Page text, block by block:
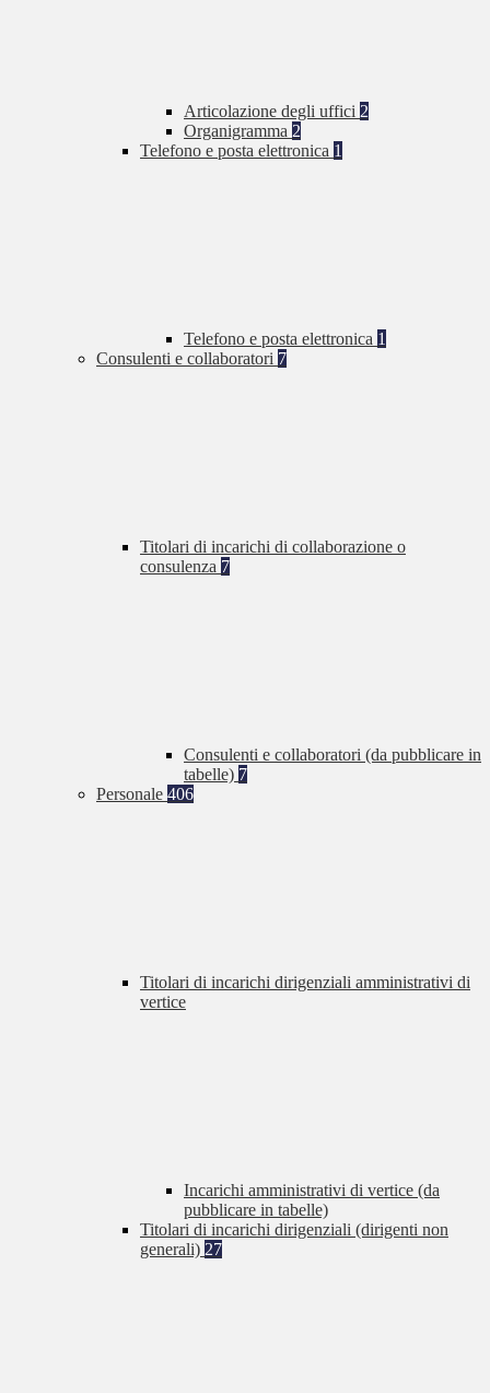
Articolazione degli uffici 2
Organigramma 2
Telefono e posta elettronica 1
Telefono e posta elettronica 1
Consulenti e collaboratori 7
Titolari di incarichi di collaborazione o
consulenza 7
Consulenti e collaboratori (da pubblicare in
tabelle) 7
Personale 406
Titolari di incarichi dirigenziali amministrativi di
vertice
Incarichi amministrativi di vertice (da
pubblicare in tabelle)
Titolari di incarichi dirigenziali (dirigenti non
generali) 27